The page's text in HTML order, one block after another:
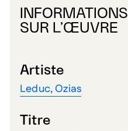
SUR L’ŒUVRE
Artiste
Leduc, Ozias
Titre